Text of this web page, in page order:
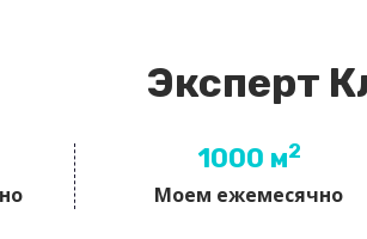
Эксперт
1000 м2
Моем ежемесячно